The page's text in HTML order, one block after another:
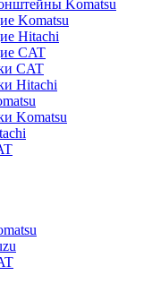
Komatsu
Komatsu
Hitachi
CAT
CAT
Hitachi
Komatsu